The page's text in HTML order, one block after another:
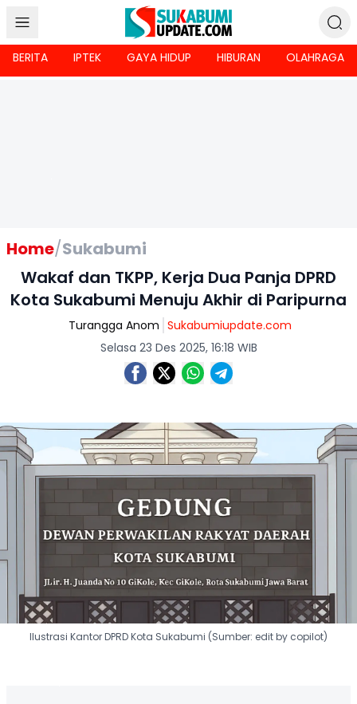
BERITA IPTEK GAYA HIDUP HIBURAN OLAHRAGA
Home/Sukabumi
Wakaf dan TKPP, Kerja Dua Panja DPRD
Kota Sukabumi Menuju Akhir di Paripurna
Turangga Anom Sukabumiupdate.com
Selasa 23 Des 2025, 16:18 WIB
Ilustrasi Kantor DPRD Kota Sukabumi (Sumber: edit by copilot)